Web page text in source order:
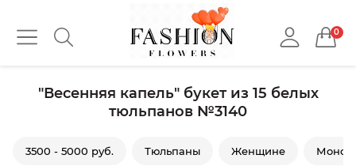
0
"Весенняя капель" букет из 15 белых
тюльпанов №3140
3500 - 5000 руб. Тюльпаны Женщине Моно